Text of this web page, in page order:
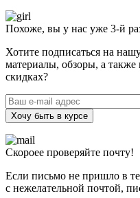
Похоже, вы у нас уже 3-й
Хотите подписаться на
материалы, обзоры, а
скидках?
Хочу быть в курсе
Скороее проверяйте почту!
Если письмо не пришло в
с нежелательной почтой,